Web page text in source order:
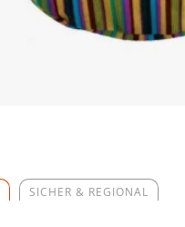
SICHER & REGIONAL